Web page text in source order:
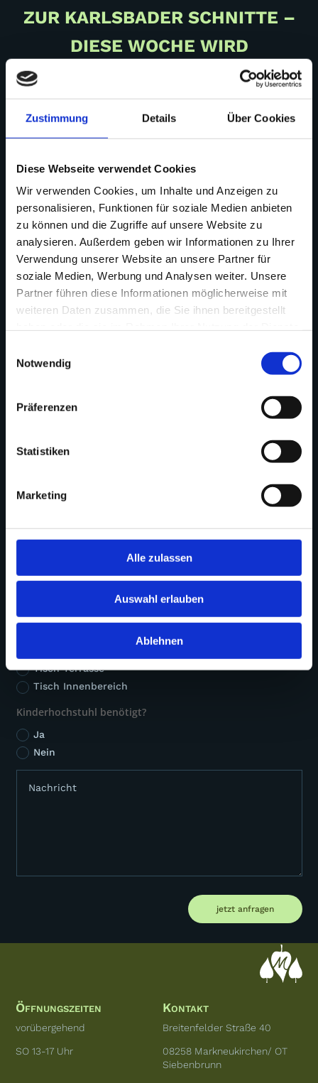
Zustimmung Details Über Cookies
Diese Webseite verwendet Cookies
Wir verwenden Cookies, um Inhalte und Anzeigen zu
personalisieren, Funktionen für soziale Medien anbieten
zu können und die Zugriffe auf unsere Website zu
analysieren. Außerdem geben wir Informationen zu Ihrer
Verwendung unserer Website an unsere Partner für
soziale Medien, Werbung und Analysen weiter. Unsere
Partner führen diese Informationen möglicherweise mit
weiteren Daten zusammen, die Sie ihnen bereitgestellt
Notwendig
Präferenzen
Statistiken
Marketing
Alle zulassen
Auswahl erlauben
Ablehnen
ZUR KARLSBADER SCHNITTE –
DIESE WOCHE WIRD
NOSTALGISCH LECKER.
Futtern wie damals bei Muttern – unter
diesem Motto begrüßen wir euch diese
Nachdem unsere DDR-Woche im letzten Jahr so gut bei euch
ankam, ist eine Wiederholung selbstverständlich.
Und auch in diesem Jahr haben wir wieder in Omas
Schränken gekramt, denn das Spitzendeckchen und die
Kristallgläser auf den Tischen dürfen natürlich nicht fehlen.
Tisch reservieren
Tisch Terrasse
Tisch Innenbereich
Kinderhochstuhl benötigt?
Ja
Nein
jetzt anfragen
Öffnungszeiten
vorübergehend
SO 13-17 Uhr
Kontakt
Breitenfelder Straße 40
08258 Markneukirchen/ OT
Siebenbrunn